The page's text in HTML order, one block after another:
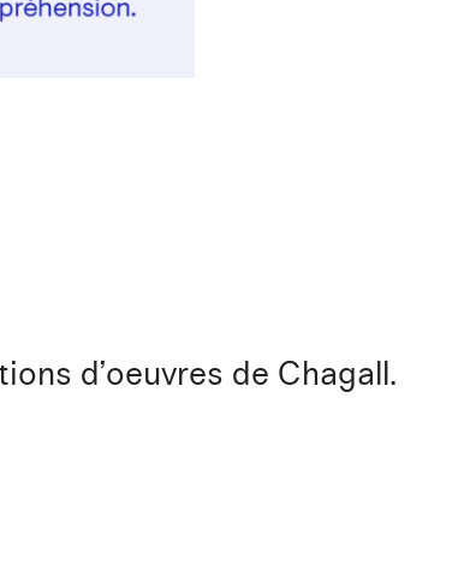
d’oeuvres de Chagall.